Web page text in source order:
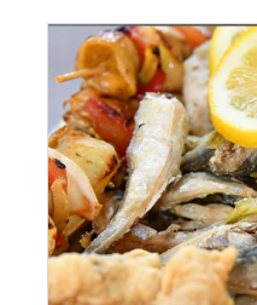
ADAUGĂ ÎN